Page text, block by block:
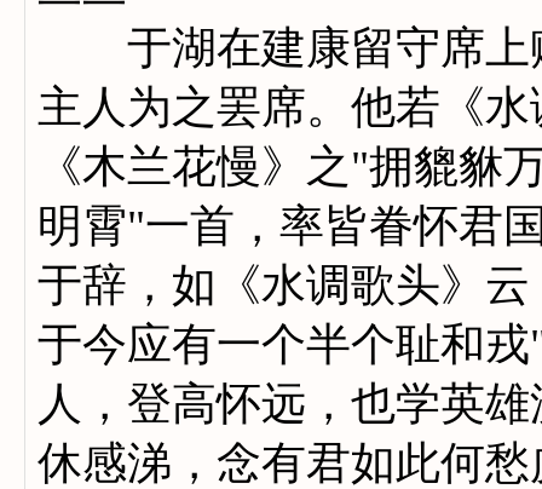
于湖在建康留守席上
主人为之罢席。他若《
《木兰花慢》之"拥貔貅
明霄"一首，率皆眷怀君
于辞，如《水调歌头》
于今应有一个半个耻和
人，登高怀远，也学英
休感涕，念有君如此何